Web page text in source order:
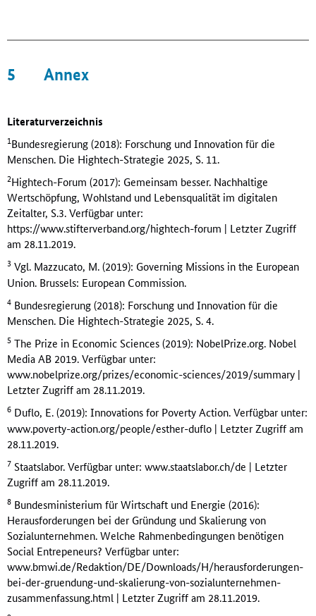
5 Annex
Literaturverzeichnis
1Bundesregierung (2018): Forschung und Innovation für die
Menschen. Die Hightech-Strategie 2025, S. 11.
2Hightech-Forum (2017): Gemeinsam besser. Nachhaltige
Wertschöpfung, Wohlstand und Lebensqualität im digitalen
Zeitalter, S.3. Verfügbar unter:
https://www.stifterverband.org/hightech-forum | Letzter Zugriff
am 28.11.2019.
3 Vgl. Mazzucato, M. (2019): Governing Missions in the European
Union. Brussels: European Commission.
4 Bundesregierung (2018): Forschung und Innovation für die
Menschen. Die Hightech-Strategie 2025, S. 4.
5 The Prize in Economic Sciences (2019): NobelPrize.org. Nobel
Media AB 2019. Verfügbar unter:
www.nobelprize.org/prizes/economic-sciences/2019/summary |
Letzter Zugriff am 28.11.2019.
6 Duflo, E. (2019): Innovations for Poverty Action. Verfügbar unter:
www.poverty-action.org/people/esther-duflo | Letzter Zugriff am
28.11.2019.
7 Staatslabor. Verfügbar unter: www.staatslabor.ch/de | Letzter
Zugriff am 28.11.2019.
8 Bundesministerium für Wirtschaft und Energie (2016):
Herausforderungen bei der Gründung und Skalierung von
Sozialunternehmen. Welche Rahmenbedingungen benötigen
Social Entrepeneurs? Verfügbar unter:
www.bmwi.de/Redaktion/DE/Downloads/H/herausforderungen-
bei-der-gruendung-und-skalierung-von-sozialunternehmen-
zusammenfassung.html | Letzter Zugriff am 28.11.2019.